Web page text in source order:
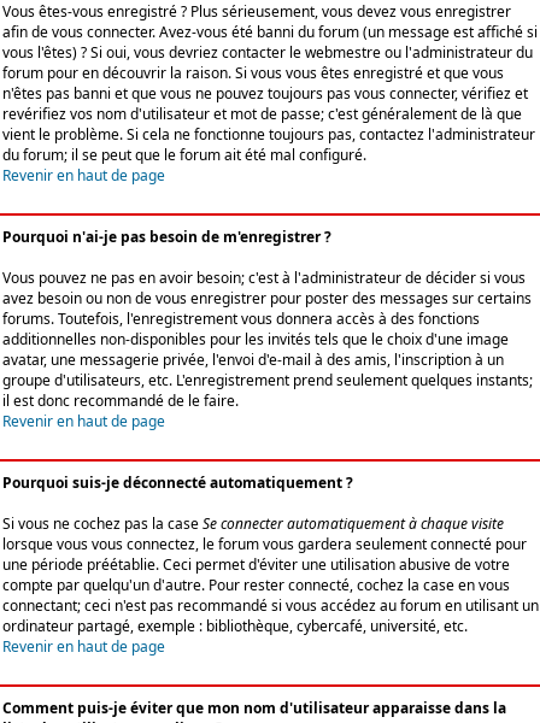
Vous êtes-vous enregistré ? Plus sérieusement, vous devez vous enregistrer
afin de vous connecter. Avez-vous été banni du forum (un message est affiché si
vous l'êtes) ? Si oui, vous devriez contacter le webmestre ou l'administrateur du
forum pour en découvrir la raison. Si vous vous êtes enregistré et que vous
n'êtes pas banni et que vous ne pouvez toujours pas vous connecter, vérifiez et
revérifiez vos nom d'utilisateur et mot de passe; c'est généralement de là que
vient le problème. Si cela ne fonctionne toujours pas, contactez l'administrateur
du forum; il se peut que le forum ait été mal configuré.
Revenir en haut de page
Pourquoi n'ai-je pas besoin de m'enregistrer ?
Vous pouvez ne pas en avoir besoin; c'est à l'administrateur de décider si vous
avez besoin ou non de vous enregistrer pour poster des messages sur certains
forums. Toutefois, l'enregistrement vous donnera accès à des fonctions
additionnelles non-disponibles pour les invités tels que le choix d'une image
avatar, une messagerie privée, l'envoi d'e-mail à des amis, l'inscription à un
groupe d'utilisateurs, etc. L'enregistrement prend seulement quelques instants;
il est donc recommandé de le faire.
Revenir en haut de page
Pourquoi suis-je déconnecté automatiquement ?
Si vous ne cochez pas la caseSe connecter automatiquement à chaque visite
lorsque vous vous connectez, le forum vous gardera seulement connecté pour
une période préétablie. Ceci permet d'éviter une utilisation abusive de votre
compte par quelqu'un d'autre. Pour rester connecté, cochez la case en vous
connectant; ceci n'est pas recommandé si vous accédez au forum en utilisant un
ordinateur partagé, exemple : bibliothèque, cybercafé, université, etc.
Revenir en haut de page
Comment puis-je éviter que mon nom d'utilisateur apparaisse dans la